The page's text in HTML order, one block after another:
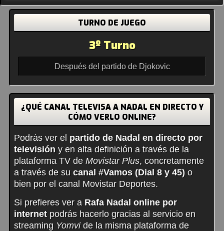
TURNO DE JUEGO
3º Turno
Después del partido de Djokovic
¿QUÉ CANAL TELEVISA A NADAL EN DIRECTO Y
CÓMO VERLO ONLINE?
Podrás ver el partido de Nadal en directo por
televisióny en alta definición a través de la
plataforma TV de Movistar Plus, concretamente
a través de su canal #Vamos (Dial 8 y 45)o
bien por el canal Movistar Deportes.
Si prefieres ver a Rafa Nadal online por
internetpodrás hacerlo gracias al servicio en
streaming Yomvide la misma plataforma de